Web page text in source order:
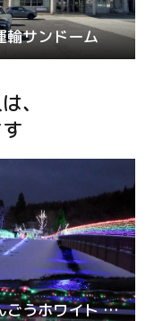
輸サンドーム
、
しんごうホワイト イルミネーション